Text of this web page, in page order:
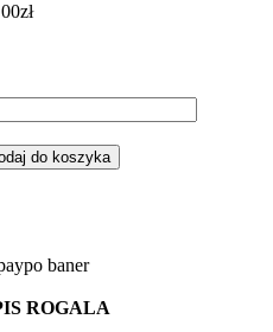
zł
do koszyka
ROGALA